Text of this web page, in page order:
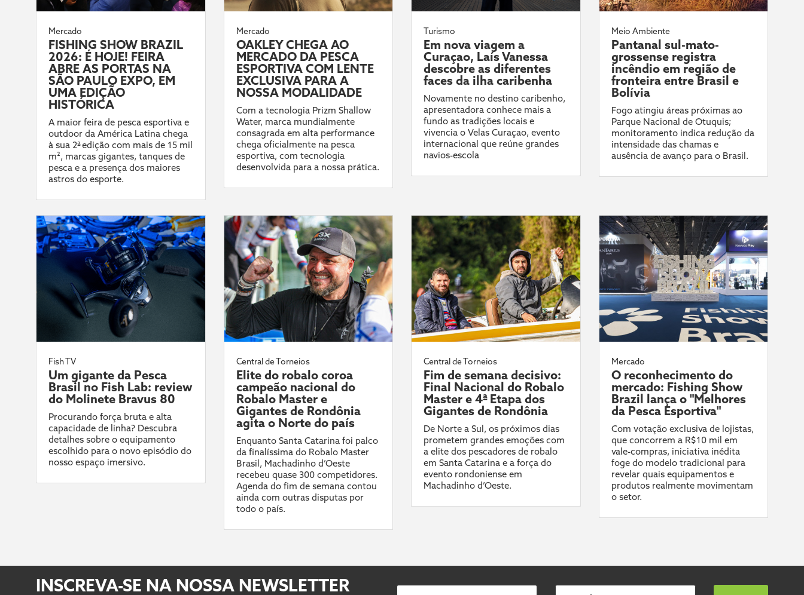
Mercado
FISHING SHOW BRAZIL
2026: É HOJE! FEIRA
ABRE AS PORTAS NA
SÃO PAULO EXPO, EM
UMA EDIÇÃO
HISTÓRICA
A maior feira de pesca esportiva e
outdoor da América Latina chega
à sua 2ª edição com mais de 15 mil
m², marcas gigantes, tanques de
pesca e a presença dos maiores
astros do esporte.
Mercado
OAKLEY CHEGA AO
MERCADO DA PESCA
ESPORTIVA COM LENTE
EXCLUSIVA PARA A
NOSSA MODALIDADE
Com a tecnologia Prizm Shallow
Water, marca mundialmente
consagrada em alta performance
chega oficialmente na pesca
esportiva, com tecnologia
desenvolvida para a nossa prática.
Turismo
Em nova viagem a
Curaçao, Laís Vanessa
descobre as diferentes
faces da ilha caribenha
Novamente no destino caribenho,
apresentadora conhece mais a
fundo as tradições locais e
vivencia o Velas Curaçao, evento
internacional que reúne grandes
navios-escola
Meio Ambiente
Pantanal sul-mato-
grossense registra
incêndio em região de
fronteira entre Brasil e
Bolívia
Fogo atingiu áreas próximas ao
Parque Nacional de Otuquis;
monitoramento indica redução da
intensidade das chamas e
ausência de avanço para o Brasil.
Fish TV
Um gigante da Pesca
Brasil no Fish Lab: review
do Molinete Bravus 80
Procurando força bruta e alta
capacidade de linha? Descubra
detalhes sobre o equipamento
escolhido para o novo episódio do
nosso espaço imersivo.
Central de Torneios
Elite do robalo coroa
campeão nacional do
Robalo Master e
Gigantes de Rondônia
agita o Norte do país
Enquanto Santa Catarina foi palco
da finalíssima do Robalo Master
Brasil, Machadinho d’Oeste
recebeu quase 300 competidores.
Agenda do fim de semana contou
ainda com outras disputas por
todo o país.
Central de Torneios
Fim de semana decisivo:
Final Nacional do Robalo
Master e 4ª Etapa dos
Gigantes de Rondônia
De Norte a Sul, os próximos dias
prometem grandes emoções com
a elite dos pescadores de robalo
em Santa Catarina e a força do
evento rondoniense em
Machadinho d’Oeste.
Mercado
O reconhecimento do
mercado: Fishing Show
Brazil lança o "Melhores
da Pesca Esportiva"
Com votação exclusiva de lojistas,
que concorrem a R$10 mil em
vale-compras, iniciativa inédita
foge do modelo tradicional para
revelar quais equipamentos e
produtos realmente movimentam
o setor.
INSCREVA-SE NA NOSSA NEWSLETTER